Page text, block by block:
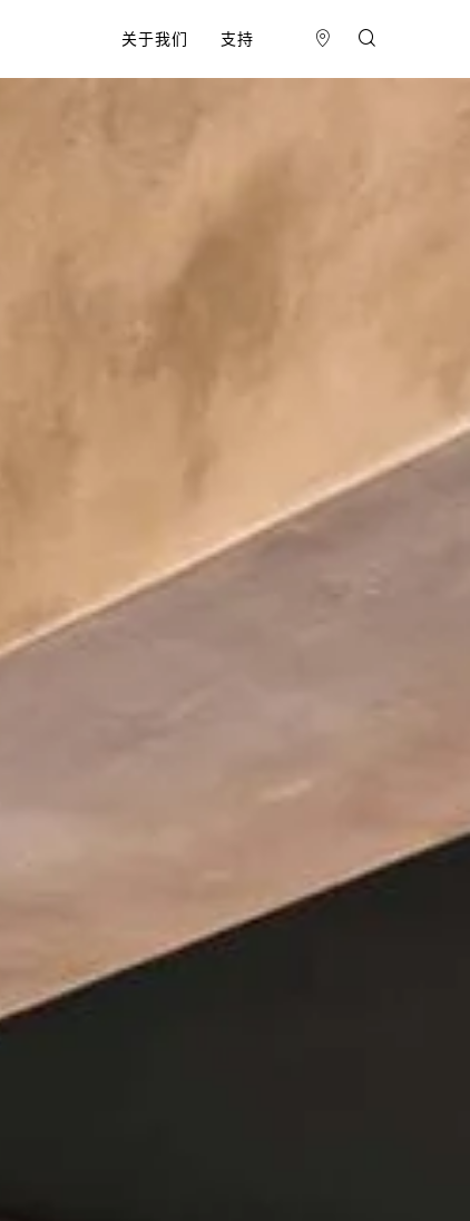
关于我们 支持